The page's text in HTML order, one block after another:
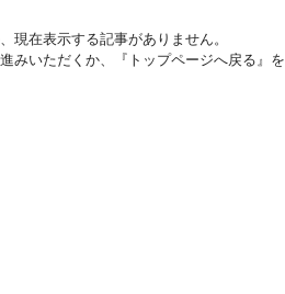
現在表示する記事がありません。
みいただくか、『トップページへ戻る』を